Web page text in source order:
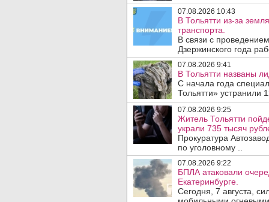
07.08.2026 10:43
В Тольятти из-за
транспорта.
В связи с
Дзержинского года
07.08.2026 9:41
В Тольятти названы
С начала года
Тольятти» устранили
07.08.2026 9:25
Житель Тольятти
украли 735 тысяч
Прокуратура
по уголовному ..
07.08.2026 9:22
БПЛА атаковали
Екатеринбурге.
Сегодня, 7 августа,